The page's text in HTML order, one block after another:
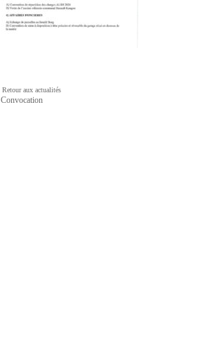
Retour aux actualités
Convocation